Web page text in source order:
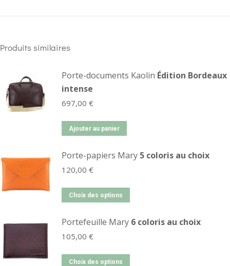
Produits similaires
Porte-documents Kaolin Édition Bordeaux
intense
697,00 €
Ajouter au panier
Porte-papiers Mary 5 coloris au choix
120,00 €
Choix des options
Portefeuille Mary 6 coloris au choix
105,00 €
Choix des options